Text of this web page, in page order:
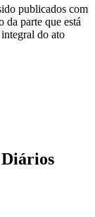
publicados com
parte que está
do ato